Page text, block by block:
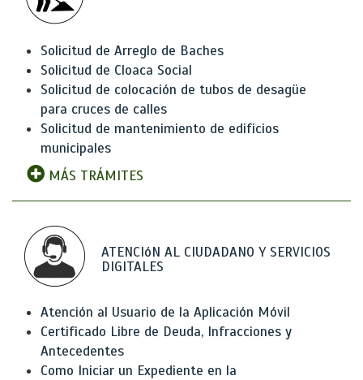
Solicitud de Arreglo de Baches
Solicitud de Cloaca Social
Solicitud de colocación de tubos de desagüe
para cruces de calles
Solicitud de mantenimiento de edificios
municipales
MÁS TRÁMITES
ATENCIóN AL CIUDADANO Y SERVICIOS
DIGITALES
Atención al Usuario de la Aplicación Móvil
Certificado Libre de Deuda, Infracciones y
Antecedentes
Como Iniciar un Expediente en la